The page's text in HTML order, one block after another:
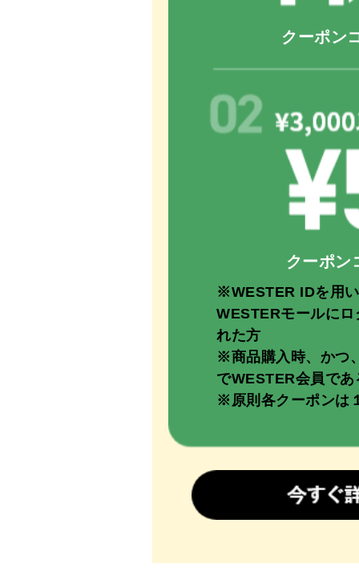
クーポン
クーポン
※WESTER IDを用
WESTERモールに
れた方
※商品購入時、かつ
でWESTER会員であ
※原則各クーポンは